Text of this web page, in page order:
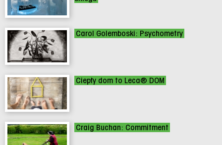
Carol Golemboski: Psychometry
Ciepły dom to Leca® DOM
Craig Buchan: Commitment